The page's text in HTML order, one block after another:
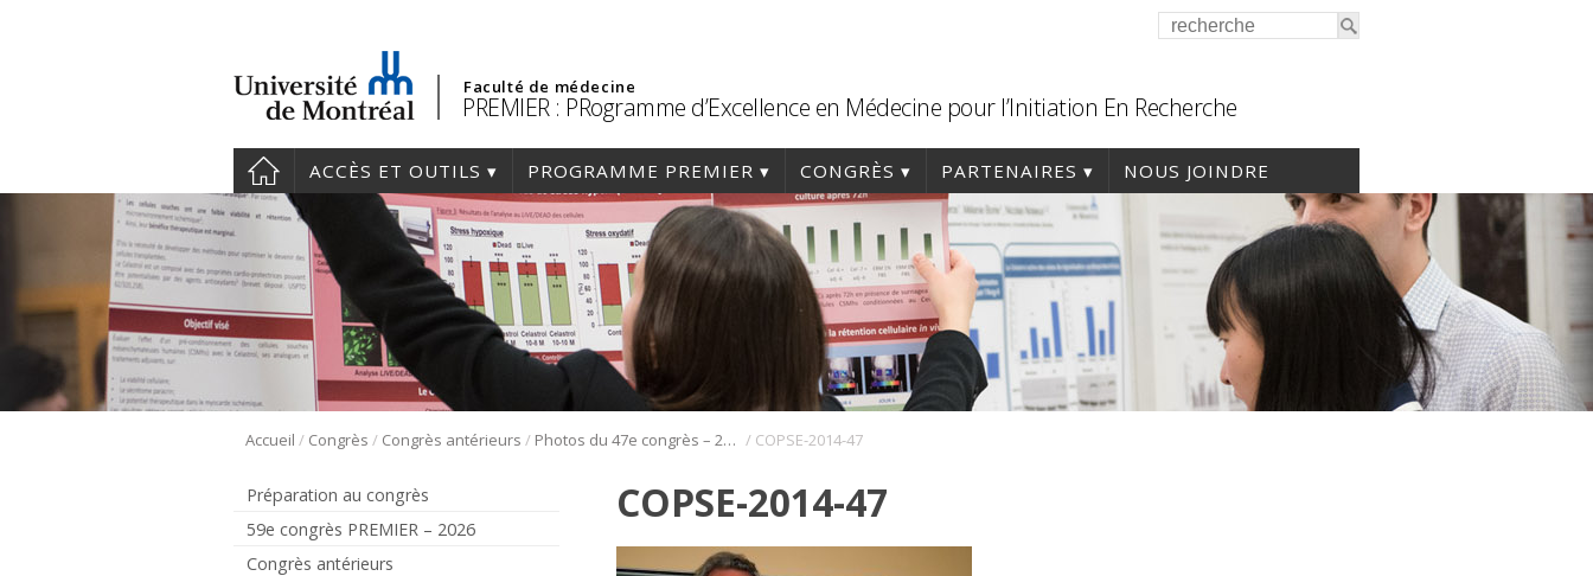
Faculté de médecine
PREMIER : PRogramme d’Excellence en Médecine pour l’Initiation En Recherche
ACCÈS ET OUTILS PROGRAMME PREMIER CONGRÈS PARTENAIRES NOUS JOINDRE
Accueil / Congrès / Congrès antérieurs / Photos du 47e congrès – 2014 / COPSE-2014-47
Préparation au congrès
59e congrès PREMIER – 2026
Congrès antérieurs
COPSE-2014-47